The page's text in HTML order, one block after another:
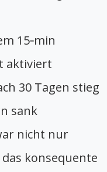
15‑min
aktiviert
30 Tagen stieg
sank
nicht nur
konsequente